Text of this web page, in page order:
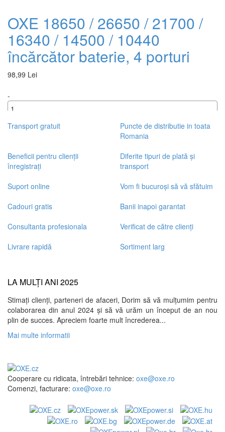
OXE 18650 / 26650 / 21700 /
16340 / 14500 / 10440
încărcător baterie, 4 porturi
98,99 Lei
-
+
Transport gratuit
Puncte de distributie in toata
Romania
Beneficii pentru clienții
înregistrați
Diferite tipuri de plată și
transport
Suport online
Vom fi bucuroși să vă sfătuim
Cadouri gratis
Banii inapoi garantat
Consultanta profesionala
Verificat de către clienți
Livrare rapidă
Sortiment larg
LA MULȚI ANI 2025
Stimați clienți, parteneri de afaceri, Dorim să vă mulțumim pentru
colaborarea din anul 2024 și să vă urăm un început de an nou
plin de succes. Apreciem foarte mult încrederea...
Mai multe informatii
Cooperare cu ridicata, întrebări tehnice: oxe@oxe.ro
Comenzi, facturare: oxe@oxe.ro